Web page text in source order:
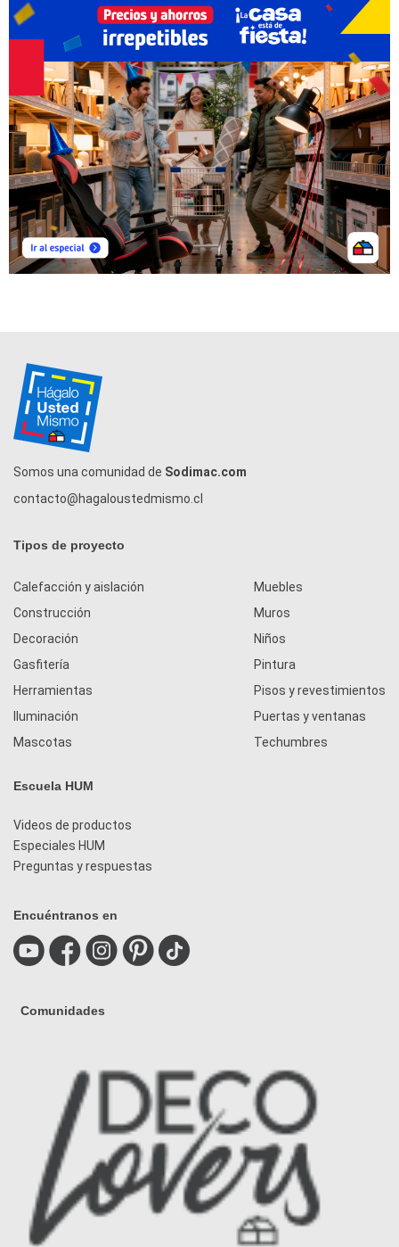
Somos una comunidad de Sodimac.com
contacto@hagaloustedmismo.cl
Tipos de proyecto
Calefacción y aislación
Construcción
Decoración
Gasfitería
Herramientas
Iluminación
Mascotas
Muebles
Muros
Niños
Pintura
Pisos y revestimientos
Puertas y ventanas
Techumbres
Escuela HUM
Videos de productos
Especiales HUM
Preguntas y respuestas
Encuéntranos en
Comunidades